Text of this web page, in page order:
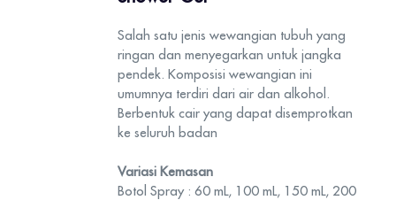
Salah satu jenis wewangian tubuh yang
ringan dan menyegarkan untuk jangka
pendek. Komposisi wewangian ini
umumnya terdiri dari air dan alkohol.
Berbentuk cair yang dapat disemprotkan
ke seluruh badan
Variasi Kemasan
Botol Spray : 60 mL, 100 mL, 150 mL, 200